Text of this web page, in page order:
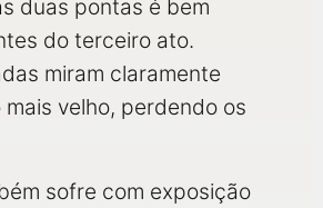
duas pontas é bem
do terceiro ato.
miram claramente
velho, perdendo os
sofre com exposição